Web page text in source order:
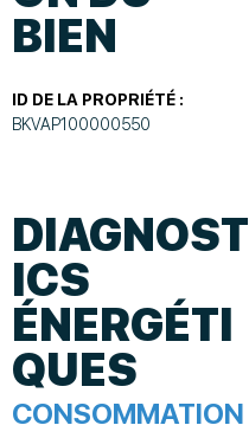
BIEN
ID DE LA PROPRIÉTÉ :
BKVAP100000550
DIAGNOST
ICS
ÉNERGÉTI
QUES
CONSOMMATION